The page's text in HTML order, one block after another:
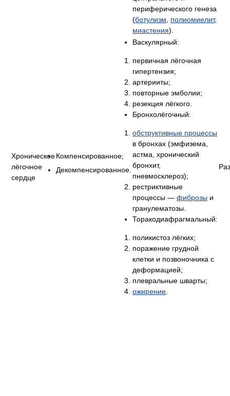
периферического генеза
(ботулизм полиомиелит,
миастения).
Хроническое
лёгочное
сердце
Компенсированное;
Декомпенсированное.
Васкулярный:
первичная лёгочная
гипертензия;
артерииты;
повторные эмболии;
резекция лёгкого.
Бронхолёгочный:
обструктивные процессы
в бронхах (эмфизема,
астма, хронический
бронхит,
пневмосклероз);
рестриктивные
процессы — фиброзы и
гранулематозы.
Торакодиафрагмальный:
поликистоз лёгких;
поражение грудной
клетки и позвоночника с
деформацией;
плевральные шварты;
ожирение